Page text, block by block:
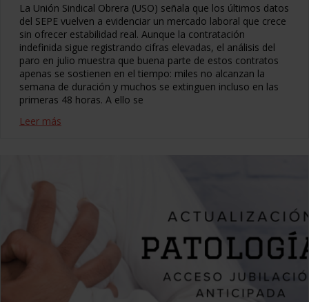
La Unión Sindical Obrera (USO) señala que los últimos datos
del SEPE vuelven a evidenciar un mercado laboral que crece
sin ofrecer estabilidad real. Aunque la contratación
indefinida sigue registrando cifras elevadas, el análisis del
paro en julio muestra que buena parte de estos contratos
apenas se sostienen en el tiempo: miles no alcanzan la
semana de duración y muchos se extinguen incluso en las
primeras 48 horas. A ello se
Leer más